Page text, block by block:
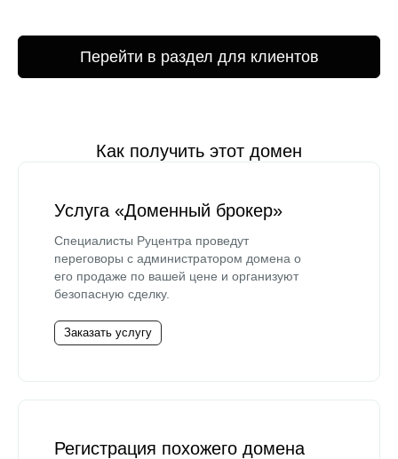
Перейти в раздел для клиентов
Как получить этот домен
Услуга «Доменный брокер»
Специалисты Руцентра проведут
переговоры с администратором домена о
его продаже по вашей цене и организуют
безопасную сделку.
Заказать услугу
Регистрация похожего домена